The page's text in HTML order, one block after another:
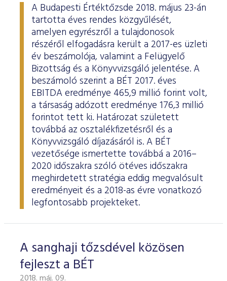
A Budapesti Értéktőzsde 2018. május 23-án
tartotta éves rendes közgyűlését,
amelyen egyrészről a tulajdonosok
részéről elfogadásra került a 2017-es üzleti
év beszámolója, valamint a Felügyelő
Bizottság és a Könyvvizsgáló jelentése. A
beszámoló szerint a BÉT 2017. éves
EBITDA eredménye 465,9 millió forint volt,
a társaság adózott eredménye 176,3 millió
forintot tett ki. Határozat született
továbbá az osztalékfizetésről és a
Könyvvizsgáló díjazásáról is. A BÉT
vezetősége ismertette továbbá a 2016–
2020 időszakra szóló ötéves időszakra
meghirdetett stratégia eddig megvalósult
eredményeit és a 2018-as évre vonatkozó
legfontosabb projekteket.
A sanghaji tőzsdével közösen
fejleszt a BÉT